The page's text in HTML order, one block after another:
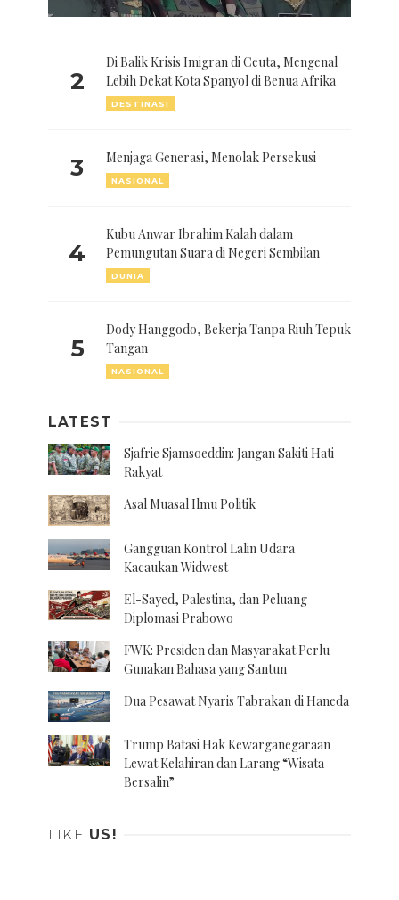
2
Di Balik Krisis Imigran di Ceuta, Mengenal
Lebih Dekat Kota Spanyol di Benua Afrika
DESTINASI
3 Menjaga Generasi, Menolak Persekusi
NASIONAL
4
Kubu Anwar Ibrahim Kalah dalam
Pemungutan Suara di Negeri Sembilan
DUNIA
5
Dody Hanggodo, Bekerja Tanpa Riuh Tepuk
Tangan
NASIONAL
LATEST
Sjafrie Sjamsoeddin: Jangan Sakiti Hati
Rakyat
Asal Muasal Ilmu Politik
Gangguan Kontrol Lalin Udara
Kacaukan Widwest
El-Sayed, Palestina, dan Peluang
Diplomasi Prabowo
FWK: Presiden dan Masyarakat Perlu
Gunakan Bahasa yang Santun
Dua Pesawat Nyaris Tabrakan di Haneda
Trump Batasi Hak Kewarganegaraan
Lewat Kelahiran dan Larang “Wisata
Bersalin”
LIKE US!